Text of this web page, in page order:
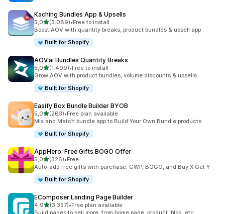
Kaching Bundles App & Upsells
5,0de 5 estrelas
(5.089)
5089 total de avaliações
•Free to install
Boost AOV with quantity breaks, product bundles & upsell app
Built for Shopify
AOV.ai Bundles Quantity Breaks
5,0de 5 estrelas
(1.499)
1499 total de avaliações
•Free to install
Grow AOV with product bundles, volume discounts & upsells
Built for Shopify
Easify Box Bundle Builder BYOB
5,0de 5 estrelas
(263)
263 total de avaliações
•Free plan available
Mix and Match bundle app to Build Your Own Bundle products
Built for Shopify
AppHero: Free Gifts BOGO Offer
5,0de 5 estrelas
(326)
326 total de avaliações
•Free
Auto-add free gifts with purchase: GWP, BOGO, and Buy X Get Y
Built for Shopify
EComposer Landing Page Builder
4,9de 5 estrelas
(3.357)
3357 total de avaliações
•Free plan available
Build pages to sell more, from home page, product, blog, etc.